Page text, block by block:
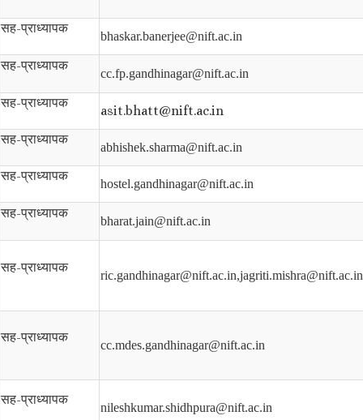
सह-प्राध्यापक
bhaskar.banerjee@nift.ac.in
सह-प्राध्यापक
cc.fp.gandhinagar@nift.ac.in
सह-प्राध्यापक
asit.bhatt@nift.ac.in
सह-प्राध्यापक
abhishek.sharma@nift.ac.in
सह-प्राध्यापक
hostel.gandhinagar@nift.ac.in
सह-प्राध्यापक
bharat.jain@nift.ac.in
सह-प्राध्यापक
ric.gandhinagar@nift.ac.in,jagriti.mishra@nift.ac.in
सह-प्राध्यापक
cc.mdes.gandhinagar@nift.ac.in
सह-प्राध्यापक
nileshkumar.shidhpura@nift.ac.in